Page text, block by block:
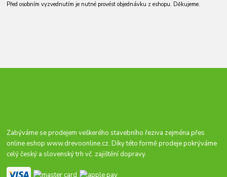
Před osobním vyzvednutím je nutné provést objednávku z eshopu. Děkujeme.
Zabýváme se prodejem veškerého stavebního řeziva zejména přes
online eshopwww.drevoonline.cz. Díky této formě prodeje pokrýváme
celý český a slovenský trh vč. zajištění dopravy.